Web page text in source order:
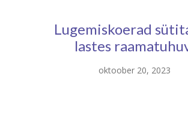
Lugemiskoerad
lastes
oktoober 20, 2023